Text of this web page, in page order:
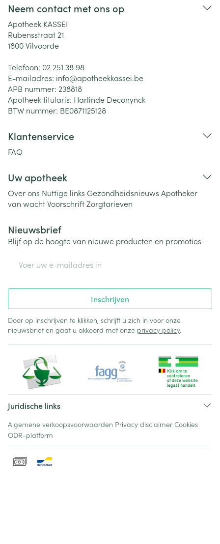
Neem contact met ons op
Apotheek KASSEI
Rubensstraat 21
1800Vilvoorde
Telefoon: 02 251 38 98
E-mailadres: info@apotheekkassei.be
APB nummer: 238818
Apotheek titularis: Harlinde Deconynck
BTW nummer: BE0871125128
Klantenservice
FAQ
Uw apotheek
Over ons Nuttige links Gezondheidsnieuws Apotheker
van wachtVoorschriftZorgtarieven
Nieuwsbrief
Blijf op de hoogte van nieuwe producten en promoties
Inschrijven
Door op inschrijven te klikken, schrijft u zich in voor onze
nieuwsbrief en gaat u akkoord met onze privacy policy.
Juridische links
Algemene verkoopsvoorwaarden Privacy disclaimer Cookies
ODR-platform